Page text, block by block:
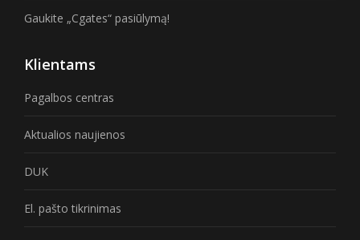
Gaukite „Cgates“ pasiūlymą!
Klientams
Pagalbos centras
Aktualios naujienos
DUK
El. pašto tikrinimas